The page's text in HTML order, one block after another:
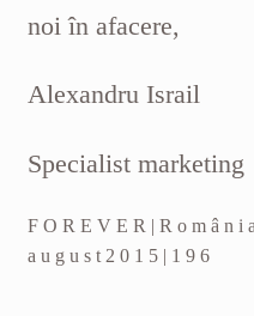
noi în afacere,
Alexandru Israil
Specialist marketing
F O R E V E R | R o m â n i
a u g u s t 2 0 1 5 | 1 9 6